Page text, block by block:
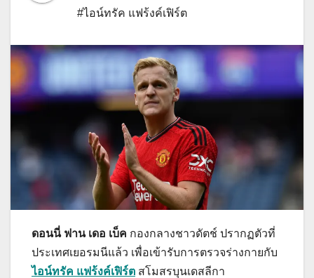
#ไอน์ทรัค แฟร้งค์เฟิร์ต
ดอนนี่ ฟาน เดอ เบ็ค กองกลางชาวดัตช์ ปรากฏตัวที่
ประเทศเยอรมนีแล้ว เพื่อเข้ารับการตรวจร่างกายกับ
ไอน์ทรัค แฟร้งค์เฟิร์ต สโมสรบุนเดสลีกา